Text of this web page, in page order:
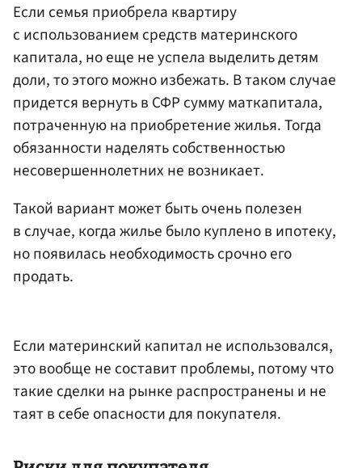
Если семья приобрела квартиру
с использованием средств материнского
капитала, но еще не успела выделить детям
доли, то этого можно избежать. В таком случае
придется вернуть в СФР сумму маткапитала,
потраченную на приобретение жилья. Тогда
обязанности наделять собственностью
несовершеннолетних не возникает.
Такой вариант может быть очень полезен
в случае, когда жилье было куплено в ипотеку,
но появилась необходимость срочно его
продать.
Если материнский капитал не использовался,
это вообще не составит проблемы, потому что
такие сделки на рынке распространены и не
таят в себе опасности для покупателя.